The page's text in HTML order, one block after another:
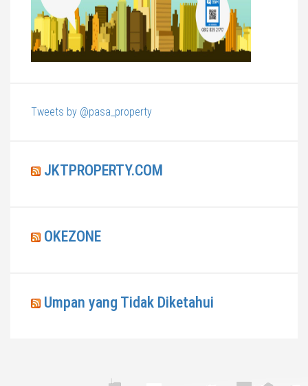
Tweets by @pasa_property
JKTPROPERTY.COM
OKEZONE
Umpan yang Tidak Diketahui